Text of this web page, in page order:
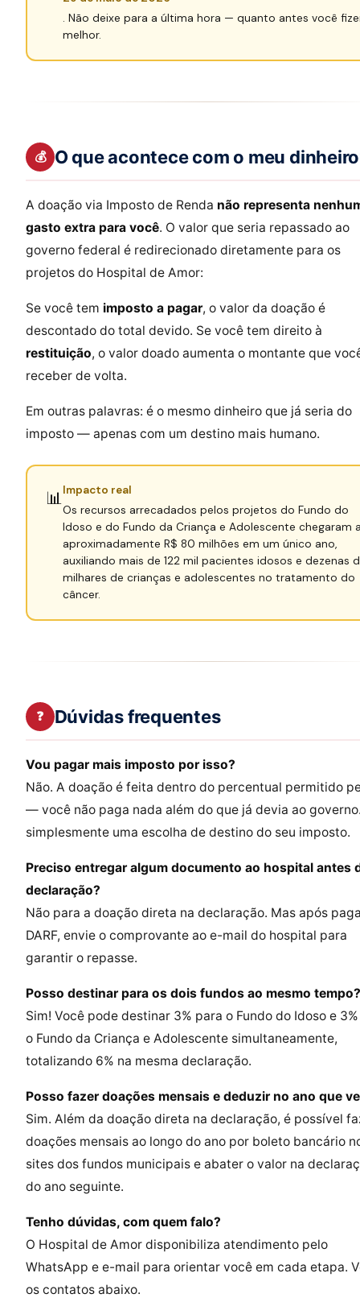
. Não deixe para a última hora — quanto antes você
melhor.
💰 O que acontece com o meu
A doação via Imposto de Renda não representa
gasto extra para você. O valor que seria repassado ao
governo federal é redirecionado diretamente para os
projetos do Hospital de Amor:
Se você tem imposto a pagar, o valor da doação é
descontado do total devido. Se você tem direito à
restituição, o valor doado aumenta o montante que
receber de volta.
Em outras palavras: é o mesmo dinheiro que já seria do
imposto — apenas com um destino mais humano.
📊Impacto real
Os recursos arrecadados pelos projetos do Fundo do
Idoso e do Fundo da Criança e Adolescente chegaram
aproximadamente R$ 80 milhões em um único ano,
auxiliando mais de 122 mil pacientes idosos e dezenas
milhares de crianças e adolescentes no tratamento do
câncer.
❓ Dúvidas frequentes
Vou pagar mais imposto por isso?
Não. A doação é feita dentro do percentual permitido
— você não paga nada além do que já devia ao
simplesmente uma escolha de destino do seu imposto.
Preciso entregar algum documento ao hospital antes
declaração?
Não para a doação direta na declaração. Mas após
DARF, envie o comprovante ao e-mail do hospital para
garantir o repasse.
Posso destinar para os dois fundos ao mesmo tempo?
Sim! Você pode destinar 3% para o Fundo do Idoso e
o Fundo da Criança e Adolescente simultaneamente,
totalizando 6% na mesma declaração.
Posso fazer doações mensais e deduzir no ano que
Sim. Além da doação direta na declaração, é possível
doações mensais ao longo do ano por boleto bancário
sites dos fundos municipais e abater o valor na
do ano seguinte.
Tenho dúvidas, com quem falo?
O Hospital de Amor disponibiliza atendimento pelo
WhatsApp e e-mail para orientar você em cada etapa.
os contatos abaixo.